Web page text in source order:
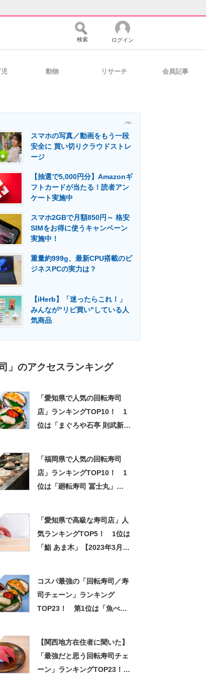
ィ マーケ×ITの今がよく分かる
援
ア 建設×テクノロジーの最前線
検索 ログイン
動物 リサーチ 会員記事
- PR -
スマホの写真／動画をもう一段
安全に 買い切りクラウドストレ
ージ
【抽選で5,000円分】Amazonギ
フトカードが当たる！読者アン
ケート実施中
スマホ2GBで月額850円～ 格安
SIMをお得に使うキャンペーン
実施中！
重量約999g、最新CPU搭載のビ
ジネスPCの実力は？
【iHerb】「迷ったらこれ！」
みんなが"リピ買い"している人
気商品
司」のアクセスランキング
「愛知県で人気の回転寿司
店」ランキングTOP10！ 1
位は「まぐろや石亭 則武新町
「福岡県で人気の回転寿司
店」ランキングTOP10！ 1
位は「廻転寿司 冨士丸」
「愛知県で高級な寿司店」人
気ランキングTOP5！ 1位は
「鮨 あま木」【2023年3月
コスパ最強の「回転寿司／寿
司チェーン」ランキング
TOP23！ 第1位は「魚べ
【関西地方在住者に聞いた】
「最強だと思う回転寿司チェ
ーン」ランキングTOP23！